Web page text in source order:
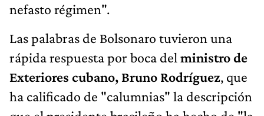
nefasto régimen".
Las palabras de Bolsonaro tuvieron una
rápida respuesta por boca del ministro de
Exteriores cubano, Bruno Rodríguez, que
ha calificado de "calumnias" la descripción